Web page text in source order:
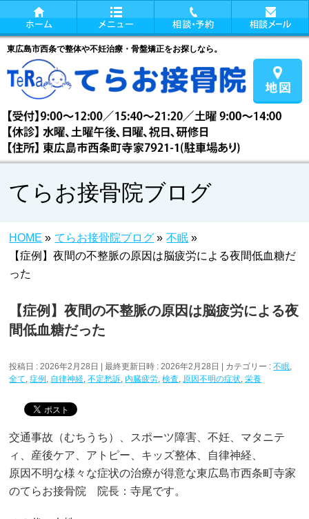
東広島市西条で整体や不妊治療・骨盤矯正をお探しなら。
てらお接骨院ブログ
HOME » てらお接骨院ブログ » 不眠 »
【症例】夜間の不整脈の原因は脳疲労による夜間低血糖だ
った
【症例】夜間の不整脈の原因は脳疲労による夜
間低血糖だった
投稿日 : 2026年2月28日 最終更新日時 : 2026年2月28日 カテゴリー :不眠
全て ,症例 自律神経 ,不定愁訴 内臓疲労 ,検査 原因不明の症状 ,栄養
交通事故（むちうち）、スポーツ障害、不妊、マタニテ
ィ、産後ケア、アトピー、キッズ整体、自律神経、
原因不明な様々な症状の治療が得意な東広島市西条町寺家
のてらお接骨院 院長：寺尾です。